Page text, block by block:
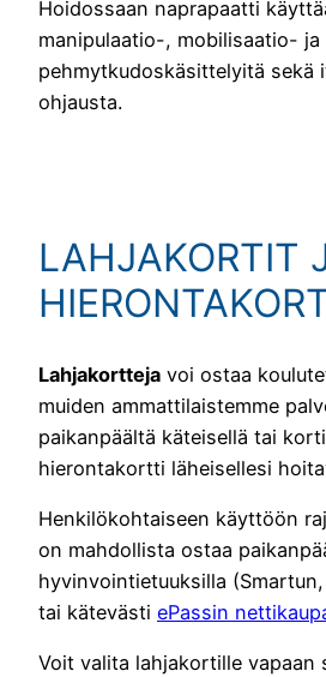
Hoidossaan naprapaatti
manipulaatio-, mobilisaatio- ja
pehmytkudoskäsittelyitä sekä
ohjausta.
LAHJAKORTIT
Lahjakortteja voi ostaa
muiden ammattilaistemme
paikanpäältä käteisellä tai
hierontakortti läheisellesi
Henkilökohtaiseen käyttöön
on mahdollista ostaa
hyvinvointietuuksilla
tai kätevästi ePassin
Voit valita lahjakortille vapaan